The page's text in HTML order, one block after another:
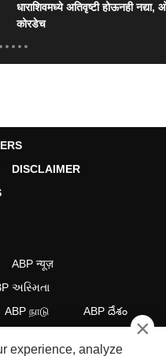
धाराशिवमध्ये अतिवृष्टी होऊनही नद्या,
कोरडेच
DISCLAIMER
ABP न्यूज़
અસ્મિતા
ABP நாடு ABP దేశం
×
experience, analyze